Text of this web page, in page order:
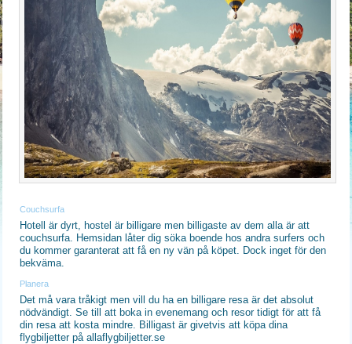
Couchsurfa
Hotell är dyrt, hostel är billigare men billigaste av dem alla är att
couchsurfa. Hemsidan låter dig söka boende hos andra surfers och
du kommer garanterat att få en ny vän på köpet. Dock inget för den
bekväma.
Planera
Det må vara tråkigt men vill du ha en billigare resa är det absolut
nödvändigt. Se till att boka in evenemang och resor tidigt för att få
din resa att kosta mindre. Billigast är givetvis att köpa dina
flygbiljetter på allaflygbiljetter.se